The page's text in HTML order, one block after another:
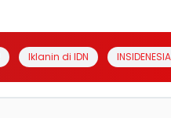
Iklanin di IDN INSIDENESIA